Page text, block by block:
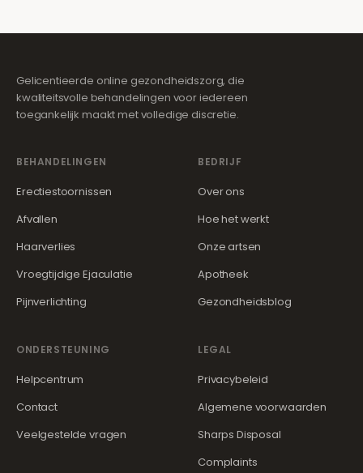
Gelicentieerde online gezondheidszorg, die
kwaliteitsvolle behandelingen voor iedereen
toegankelijk maakt met volledige discretie.
BEHANDELINGEN
Erectiestoornissen
Afvallen
Haarverlies
Vroegtijdige Ejaculatie
Pijnverlichting
BEDRIJF
Over ons
Hoe het werkt
Onze artsen
Apotheek
Gezondheidsblog
ONDERSTEUNING
Helpcentrum
Contact
Veelgestelde vragen
LEGAL
Privacybeleid
Algemene voorwaarden
Sharps Disposal
Complaints